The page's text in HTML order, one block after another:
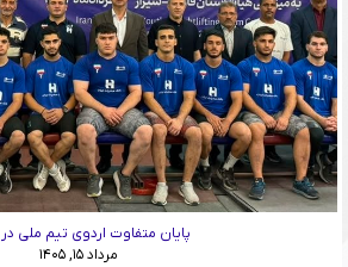
پایان متفاوت اردوی تیم ملی در
مرداد ۱۵, ۱۴۰۵